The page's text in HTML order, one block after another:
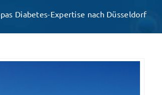
Diabetes-Expertise nach Düsseldorf